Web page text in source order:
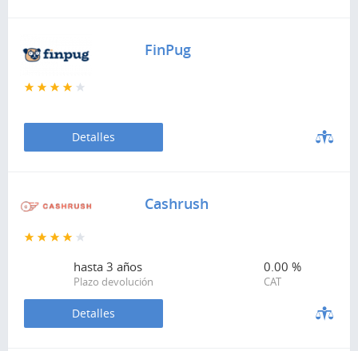
FinPug
Detalles
Cashrush
hasta 3 años
Plazo devolución
0.00 %
CAT
Detalles